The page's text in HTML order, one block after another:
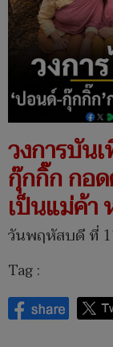
วงการบัน
กุ๊กกิ๊ก กอ
เป็นแม่ค้า
วันพฤหัสบดี ที่
Tag :